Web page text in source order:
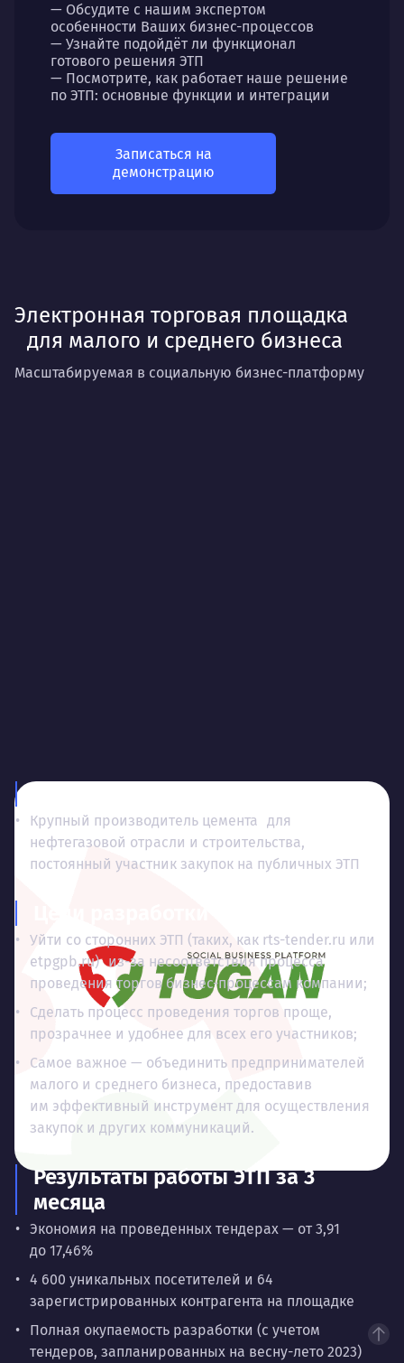
— Обсудите с нашим экспертом
особенности Ваших бизнес-процессов
— Узнайте подойдёт ли функционал
готового решения ЭТП
— Посмотрите, как работает наше решение
по ЭТП: основные функции и интеграции
Записаться на
демонстрацию
Электронная торговая площадка
для малого и среднего бизнеса
Масштабируемая в социальную бизнес-платформу
Крупный производитель цемента для
нефтегазовой отрасли и строительства,
постоянный участник закупок на публичных ЭТП
Уйти со сторонних ЭТП (таких, как rts-tender.ru или
etpgpb.ru) из-за несоответствия процесса
проведения торгов бизнес-процессам компании;
Сделать процесс проведения торгов проще,
прозрачнее и удобнее для всех его участников;
Самое важное — объединить предпринимателей
малого и среднего бизнеса, предоставив
им эффективный инструмент для осуществления
закупок и других коммуникаций.
Результаты работы ЭТП за 3
месяца
Экономия на проведенных тендерах — от 3,91
до 17,46%
4 600 уникальных посетителей и 64
зарегистрированных контрагента на площадке
Полная окупаемость разработки (с учетом
тендеров, запланированных на весну-лето 2023)